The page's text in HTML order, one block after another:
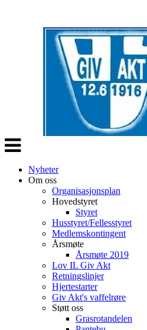
Veksle
navigasjon
Nyheter
Om oss
Organisasjonsplan
Hovedstyret
Styret
Husstyret/Fellesstyret
Medlemskontingent
Årsmøte
Årsmøte 2019
Lov IL Giv Akt
Retningslinjer
Hjertestarter
Giv Akt's vaffelrøre
Støtt oss
Grasrotandelen